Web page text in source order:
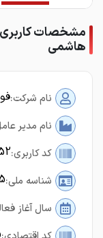
مشخصات کاربری
هاشمی
نام شرکت:
نام مدیر
کد کاربری:
شناسه ملی:
سال آغاز